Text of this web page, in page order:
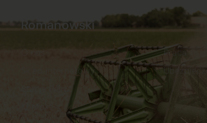
Romanowski
Sklep internetowy
Praca